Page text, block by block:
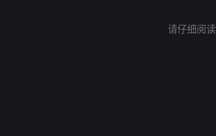
请仔细阅读